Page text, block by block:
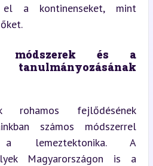
el a kontinenseket, mint
módszerek és a
tanulmányozásának
rohamos fejlődésének
számos módszerrel
a lemeztektonika. A
Magyarországon is a